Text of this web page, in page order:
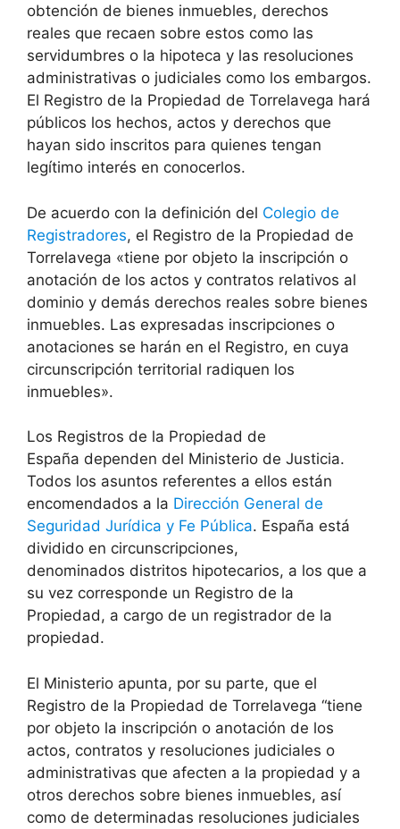
obtención de bienes inmuebles, derechos
reales que recaen sobre estos como las
servidumbres o la hipoteca y las resoluciones
administrativas o judiciales como los embargos.
El Registro de la Propiedad de Torrelavega hará
públicos los hechos, actos y derechos que
hayan sido inscritos para quienes tengan
legítimo interés en conocerlos.
De acuerdo con la definición del Colegio de
Registradores, el Registro de la Propiedad de
Torrelavega «tiene por objeto la inscripción o
anotación de los actos y contratos relativos al
dominio y demás derechos reales sobre bienes
inmuebles. Las expresadas inscripciones o
anotaciones se harán en el Registro, en cuya
circunscripción territorial radiquen los
inmuebles».
Los Registros de la Propiedad de
España dependen del Ministerio de Justicia.
Todos los asuntos referentes a ellos están
encomendados a la Dirección General de
Seguridad Jurídica y Fe Pública. España está
dividido en circunscripciones,
denominados distritos hipotecarios, a los que a
su vez corresponde un Registro de la
Propiedad, a cargo de un registrador de la
propiedad.
El Ministerio apunta, por su parte, que el
Registro de la Propiedad de Torrelavega “tiene
por objeto la inscripción o anotación de los
actos, contratos y resoluciones judiciales o
administrativas que afecten a la propiedad y a
otros derechos sobre bienes inmuebles, así
como de determinadas resoluciones judiciales